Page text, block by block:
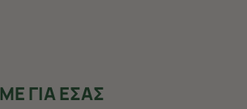
ΓΙΑ ΕΣΑΣ